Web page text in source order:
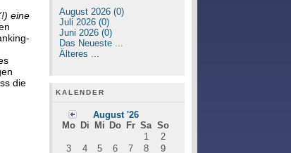
eine
die
August 2026 (0)
Juli 2026 (0)
Juni 2026 (0)
Das Neueste ...
Älteres ...
KALENDER
August '26
Mo
Di Mi Do Fr Sa So
1
2
3
4 5 6 7 8
9